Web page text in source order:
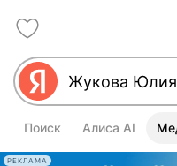
Поиск Алиса AI
РЕКЛАМА